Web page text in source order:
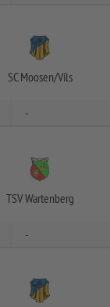
SC Moosen/Vils
-
TSV Wartenberg
-